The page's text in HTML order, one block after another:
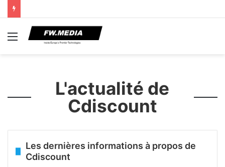
Menu
L'actualité de
Cdiscount
Les dernières informations à propos de
Cdiscount